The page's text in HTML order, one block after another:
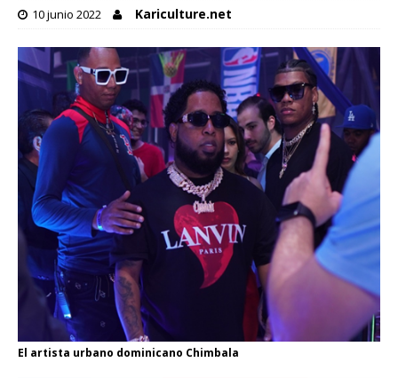
10 junio 2022 Kariculture.net
El artista urbano dominicano Chimbala